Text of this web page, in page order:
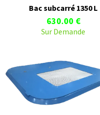
Bac subcarré 1350 L
630.00 €
Sur Demande